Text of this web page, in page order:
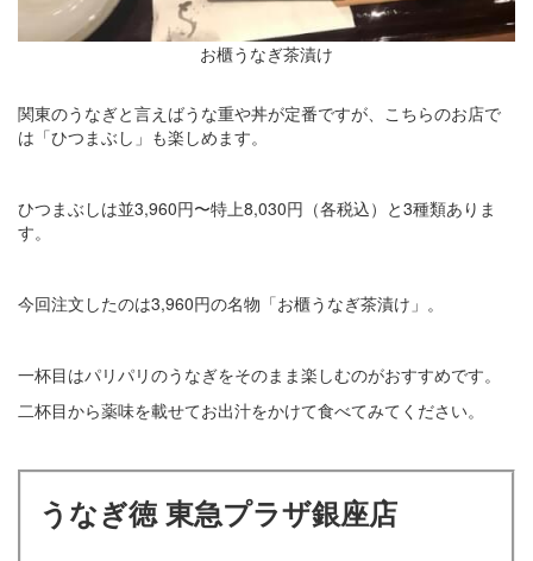
お櫃うなぎ茶漬け
関東のうなぎと言えばうな重や丼が定番ですが、こちらのお店で
は「ひつまぶし」も楽しめます。
ひつまぶしは並3,960円〜特上8,030円（各税込）と3種類ありま
す。
今回注文したのは3,960円の名物「お櫃うなぎ茶漬け」。
一杯目はパリパリのうなぎをそのまま楽しむのがおすすめです。
二杯目から薬味を載せてお出汁をかけて食べてみてください。
うなぎ徳 東急プラザ銀座店